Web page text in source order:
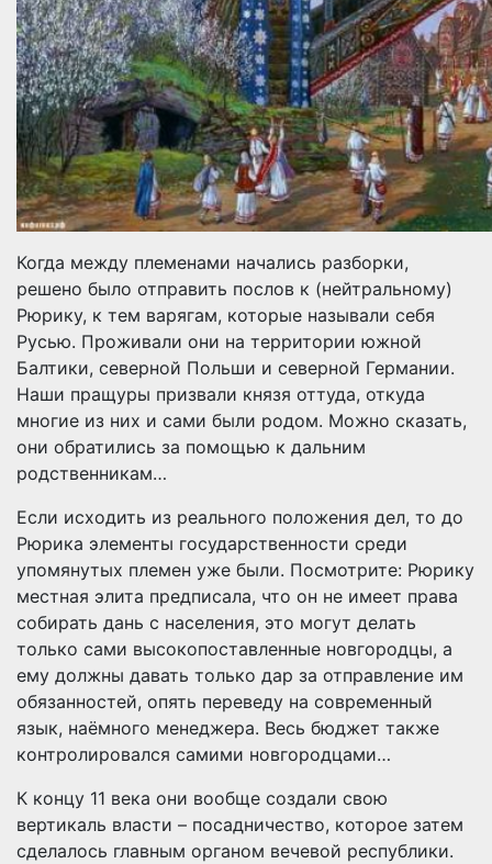
Когда между племенами начались разборки,
решено было отправить послов к (нейтральному)
Рюрику, к тем варягам, которые называли себя
Русью. Проживали они на территории южной
Балтики, северной Польши и северной Германии.
Наши пращуры призвали князя оттуда, откуда
многие из них и сами были родом. Можно сказать,
они обратились за помощью к дальним
родственникам…
Если исходить из реального положения дел, то до
Рюрика элементы государственности среди
упомянутых племен уже были. Посмотрите: Рюрику
местная элита предписала, что он не имеет права
собирать дань с населения, это могут делать
только сами высокопоставленные новгородцы, а
ему должны давать только дар за отправление им
обязанностей, опять переведу на современный
язык, наёмного менеджера. Весь бюджет также
контролировался самими новгородцами…
К концу 11 века они вообще создали свою
вертикаль власти – посадничество, которое затем
сделалось главным органом вечевой республики.